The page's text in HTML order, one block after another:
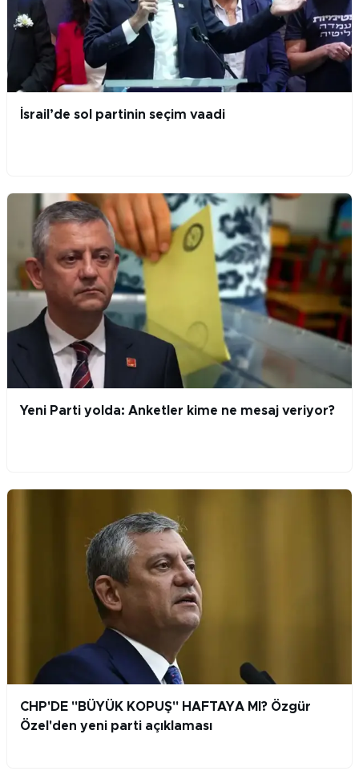
İsrail’de sol partinin seçim vaadi
Yeni Parti yolda: Anketler kime ne mesaj veriyor?
CHP'DE "BÜYÜK KOPUŞ" HAFTAYA MI? Özgür
Özel'den yeni parti açıklaması